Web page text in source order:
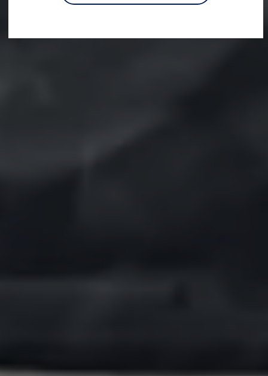
Unternehmen
Karriere im Autohaus